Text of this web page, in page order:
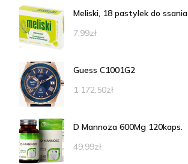
Meliski, 18 pastylek do ssania
7,99zł
Guess C1001G2
1 172,50zł
D Mannoza 600Mg 120kaps.
49,99zł